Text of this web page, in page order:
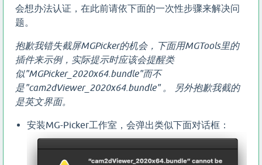
会想办法认证，在此前请依下面的一次性步骤来解决问
题。
抱歉我错失截屏MGPicker的机会，下面用MGTools里的
插件来示例，实际提示时应该会提醒类
似"MGPicker_2020x64.bundle"而不
是"cam2dViewer_2020x64.bundle" 。 另外抱歉我截的
是英文界面。
安装MG-Picker工作室，会弹出类似下面对话框：